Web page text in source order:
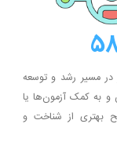
تا امروز در مسیر رشد و توسعه
و به کمک آزمون‌ها یا
بهتری از شناخت و